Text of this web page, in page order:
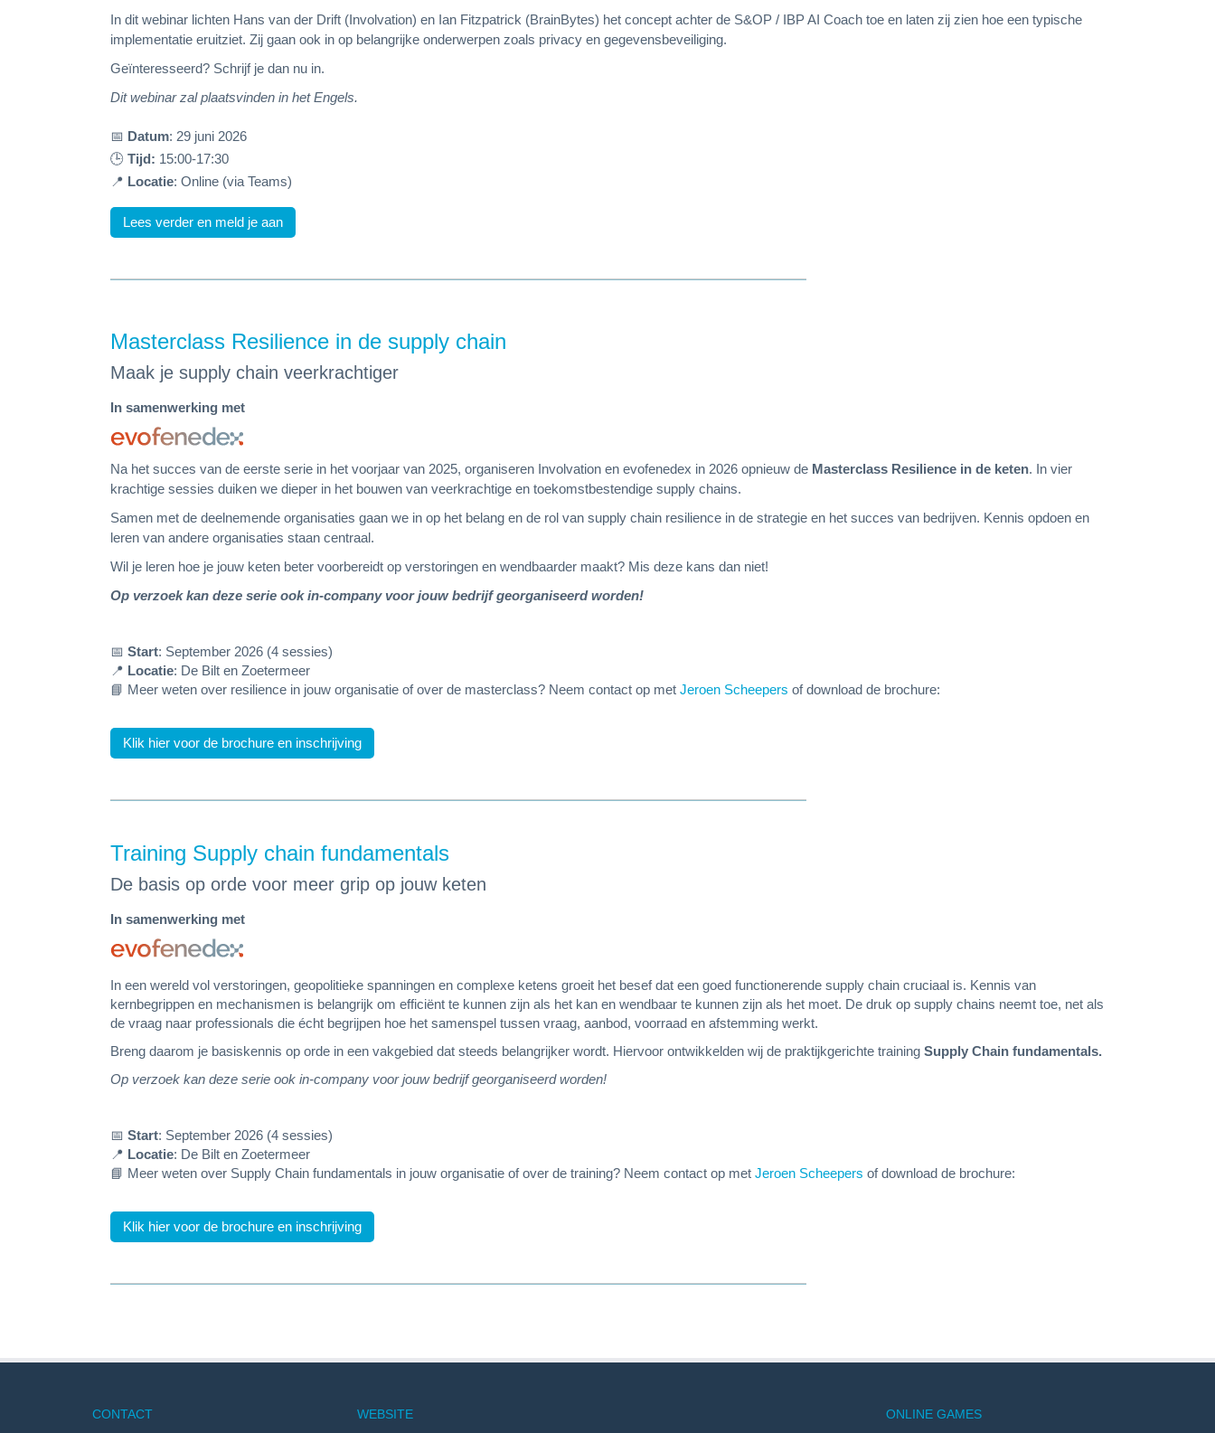
In dit webinar lichten Hans van der Drift (Involvation) en Ian Fitzpatrick (BrainBytes) het concept achter de S&OP / IBP AI Coach toe en laten zij zien hoe een typische
implementatie eruitziet. Zij gaan ook in op belangrijke onderwerpen zoals privacy en gegevensbeveiliging.
Geïnteresseerd? Schrijf je dan nu in.
Dit webinar zal plaatsvinden in het Engels.
📅 Datum: 29 juni 2026
🕒 Tijd: 15:00-17:30
📍 Locatie: Online (via Teams)
Lees verder en meld je aan
Masterclass Resilience in de supply chain
Maak je supply chain veerkrachtiger
In samenwerking met
Na het succes van de eerste serie in het voorjaar van 2025, organiseren Involvation en evofenedex in 2026 opnieuw de Masterclass Resilience in de keten. In vier
krachtige sessies duiken we dieper in het bouwen van veerkrachtige en toekomstbestendige supply chains.
Samen met de deelnemende organisaties gaan we in op het belang en de rol van supply chain resilience in de strategie en het succes van bedrijven. Kennis opdoen en
leren van andere organisaties staan centraal.
Wil je leren hoe je jouw keten beter voorbereidt op verstoringen en wendbaarder maakt? Mis deze kans dan niet!
Op verzoek kan deze serie ook in-company voor jouw bedrijf georganiseerd worden!
📅 Start: September 2026 (4 sessies)
📍 Locatie: De Bilt en Zoetermeer
📘 Meer weten over resilience in jouw organisatie of over de masterclass? Neem contact op met Jeroen Scheepers of download de brochure:
Klik hier voor de brochure en inschrijving
Training Supply chain fundamentals
De basis op orde voor meer grip op jouw keten
In samenwerking met
In een wereld vol verstoringen, geopolitieke spanningen en complexe ketens groeit het besef dat een goed functionerende supply chain cruciaal is. Kennis van
kernbegrippen en mechanismen is belangrijk om efficiënt te kunnen zijn als het kan en wendbaar te kunnen zijn als het moet. De druk op supply chains neemt toe, net als
de vraag naar professionals die écht begrijpen hoe het samenspel tussen vraag, aanbod, voorraad en afstemming werkt.
Breng daarom je basiskennis op orde in een vakgebied dat steeds belangrijker wordt. Hiervoor ontwikkelden wij de praktijkgerichte training Supply Chain fundamentals.
Op verzoek kan deze serie ook in-company voor jouw bedrijf georganiseerd worden!
📅 Start: September 2026 (4 sessies)
📍 Locatie: De Bilt en Zoetermeer
📘 Meer weten over Supply Chain fundamentals in jouw organisatie of over de training? Neem contact op met Jeroen Scheepers of download de brochure:
Klik hier voor de brochure en inschrijving
CONTACT WEBSITE ONLINE GAMES